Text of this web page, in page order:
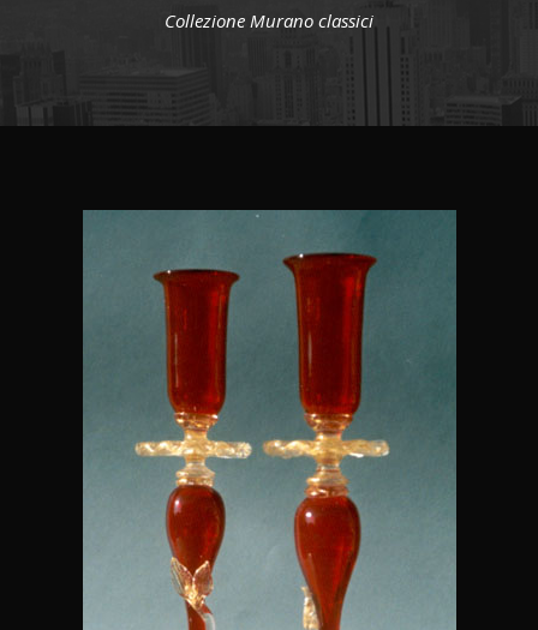
Collezione Murano classici